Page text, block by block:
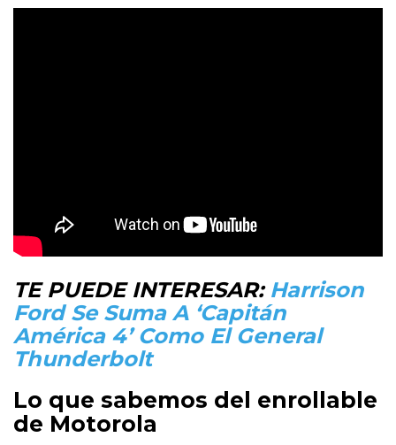
TE PUEDE INTERESAR: Harrison
Ford Se Suma A ‘Capitán
América 4’ Como El General
Thunderbolt
Lo que sabemos del enrollable
de Motorola